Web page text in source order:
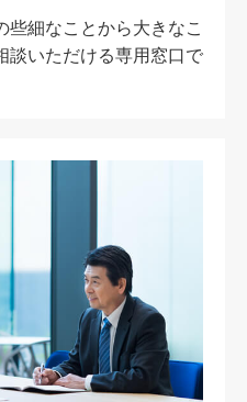
些細なことから大きなこ
談いただける専用窓口で